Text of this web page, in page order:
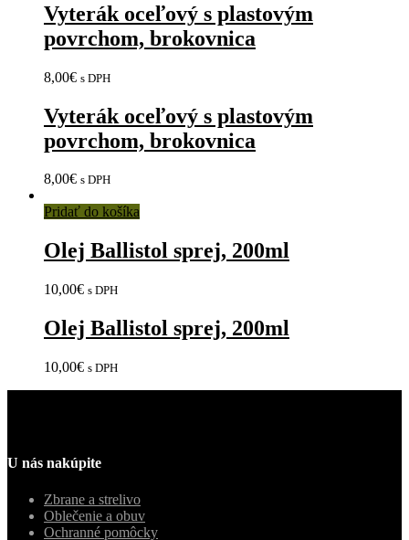
Vyterák oceľový s plastovým
povrchom, brokovnica
8,00€ s DPH
Vyterák oceľový s plastovým
povrchom, brokovnica
8,00€ s DPH
Pridať do košíka
Olej Ballistol sprej, 200ml
10,00€ s DPH
Olej Ballistol sprej, 200ml
10,00€ s DPH
U nás nakúpite
Zbrane a strelivo
Oblečenie a obuv
Ochranné pomôcky